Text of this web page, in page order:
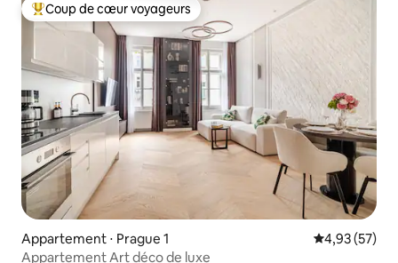
Coups de cœur voyageurs les plus appréciés
Coup de cœur voyageurs
Appartement ⋅ Prague 1 Évaluation
4,93 (57)
Appartement Art déco de luxe